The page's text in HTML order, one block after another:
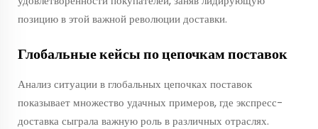
позицию в этой важной революции доставки.
Глобальные кейсы по цепочкам поставок
Анализ ситуации в глобальных цепочках поставок
показывает множество удачных примеров, где экспресс-
доставка сыграла важную роль в различных отраслях.